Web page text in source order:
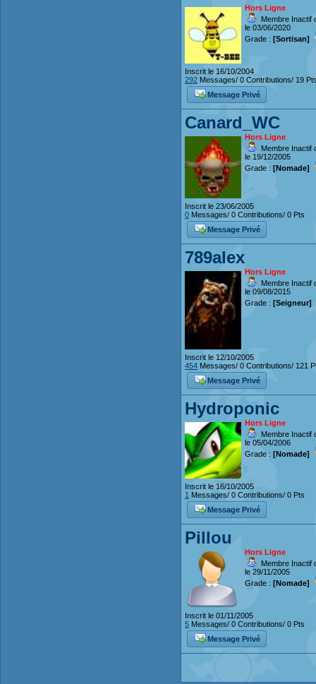
Hors Ligne
Membre Inactif
le 03/06/2020
Grade : [Sortisan]
Inscrit le 16/10/2004
292 Messages/ 0 Contributions/ 19
Message Privé
Canard_WC
Hors Ligne
Membre Inactif
le 19/12/2005
Grade : [Nomade]
Inscrit le 23/06/2005
0 Messages/ 0 Contributions/ 0 Pts
Message Privé
789alex
Hors Ligne
Membre Inactif
le 09/08/2015
Grade : [Seigneur]
Inscrit le 12/10/2005
454 Messages/ 0 Contributions/ 121
Message Privé
Hydroponic
Hors Ligne
Membre Inactif
le 05/04/2006
Grade : [Nomade]
Inscrit le 16/10/2005
1 Messages/ 0 Contributions/ 0 Pts
Message Privé
Pillou
Hors Ligne
Membre Inactif
le 29/11/2005
Grade : [Nomade]
Inscrit le 01/11/2005
5 Messages/ 0 Contributions/ 0 Pts
Message Privé